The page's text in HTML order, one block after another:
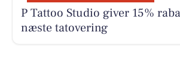
P Tattoo Studio giver 15%
næste tatovering